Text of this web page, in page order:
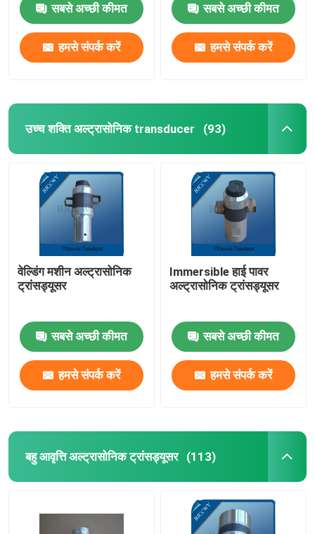
सबसे अच्छी कीमत
हमसे संपर्क करें
सबसे अच्छी कीमत
हमसे संपर्क करें
उच्च शक्ति अल्ट्रासोनिक transducer (93)
वेल्डिंग मशीन अल्ट्रासोनिक
ट्रांसड्यूसर
सबसे अच्छी कीमत
हमसे संपर्क करें
Immersible हाई पावर
अल्ट्रासोनिक ट्रांसड्यूसर
सबसे अच्छी कीमत
हमसे संपर्क करें
बहु आवृत्ति अल्ट्रासोनिक ट्रांसड्यूसर (113)